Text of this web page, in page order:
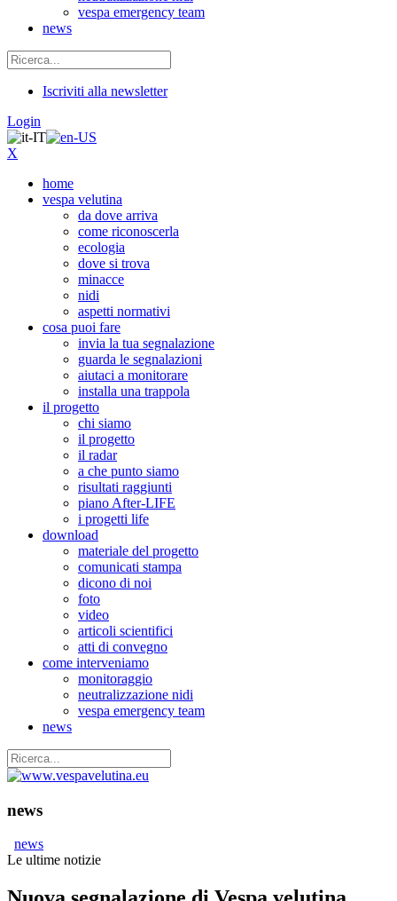
vespa emergency team
news
Iscriviti alla newsletter
Login
X
home
vespa velutina
da dove arriva
come riconoscerla
ecologia
dove si trova
minacce
nidi
aspetti normativi
cosa puoi fare
invia la tua segnalazione
guarda le segnalazioni
aiutaci a monitorare
installa una trappola
il progetto
chi siamo
il progetto
il radar
a che punto siamo
risultati raggiunti
piano After-LIFE
i progetti life
download
materiale del progetto
comunicati stampa
dicono di noi
foto
video
articoli scientifici
atti di convegno
come interveniamo
monitoraggio
neutralizzazione nidi
vespa emergency team
news
news
news
Le ultime notizie